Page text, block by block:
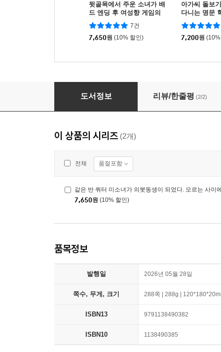
뒷골목에서 주운 소녀가 배
드 엔딩 후 여성향 게임의
히로인이었던 건 3
7건
7,650원 (10% 할인)
아가씨 돌보
다니는 명문
가는 아가씨(
를 남몰래 돕
이 되었습니
7,200원
같은 반 쿼터 미소녀가 의붓동생이 되었다. 모
도서정보 리뷰/한줄평 (2/2)
이 상품의 시리즈 (2개)
전체 품절포함
같은 반 쿼터 미소녀가 의붓동생이 되었다. 모르는 사이
7,650원 (10% 할인)
품목정보
발행일 2026년 05월 28일
쪽수, 무게, 크기 288쪽 | 288g |
ISBN13 9791138490382
ISBN10 1138490385